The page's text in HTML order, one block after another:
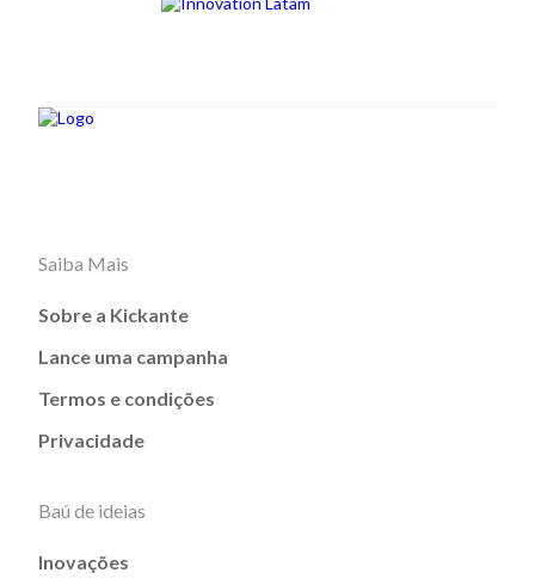
Saiba Mais
Sobre a Kickante
Lance uma campanha
Termos e condições
Privacidade
Baú de ideias
Inovações